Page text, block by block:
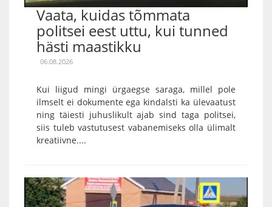
Vaata, kuidas tõmmata
politsei eest uttu, kui tunned
hästi maastikku
06.08.2026
Kui liigud mingi ürgaegse saraga, millel pole
ilmselt ei dokumente ega kindalsti ka ülevaatust
ning täiesti juhuslikult ajab sind taga politsei,
siis tuleb vastutusest vabanemiseks olla ülimalt
kreatiivne....